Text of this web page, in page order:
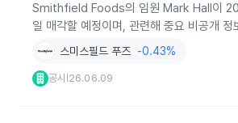
Smithfield Foods의 임원 Mark Hall이
일 매각할 예정이며, 관련해 중요 비공개 정
스미스필드 푸즈 -0.43%
공시 26.06.09